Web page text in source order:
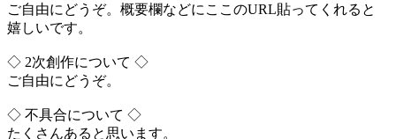
ご自由にどうぞ。概要欄などにここのURL貼ってくれると
嬉しいです。
◇ 2次創作について ◇
ご自由にどうぞ。
◇ 不具合について ◇
たくさんあると思います。